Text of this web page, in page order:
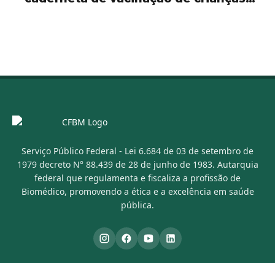
Serviço Público Federal - Lei 6.684 de 03 de setembro de
1979 decreto N° 88.439 de 28 de junho de 1983. Autarquia
federal que regulamenta e fiscaliza a profissão de
Biomédico, promovendo a ética e a excelência em saúde
pública.